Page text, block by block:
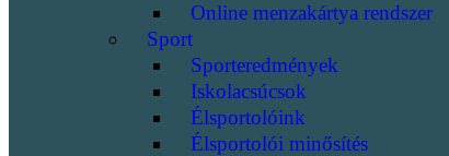
Online menzakártya rendszer
Sport
Sporteredmények
Iskolacsúcsok
Élsportolóink
Élsportolói minősítés